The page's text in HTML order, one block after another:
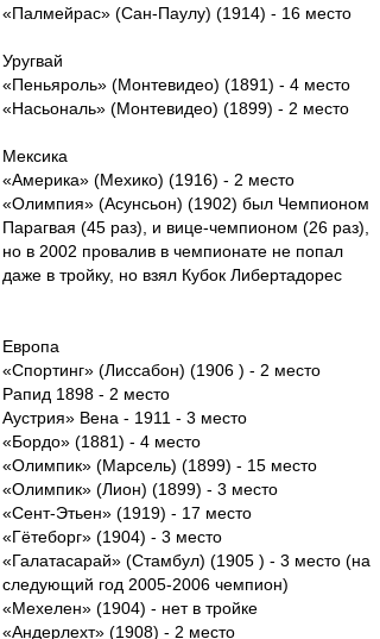
«Палмейрас» (Сан-Паулу) (1914) - 16 место
Уругвай
«Пеньяроль» (Монтевидео) (1891) - 4 место
«Насьональ» (Монтевидео) (1899) - 2 место
Мексика
«Америка» (Мехико) (1916) - 2 место
«Олимпия» (Асунсьон) (1902) был Чемпионом
Парагвая (45 раз), и вице-чемпионом (26 раз),
но в 2002 провалив в чемпионате не попал
даже в тройку, но взял Кубок Либертадорес
Европа
«Спортинг» (Лиссабон) (1906 ) - 2 место
Рапид 1898 - 2 место
Аустрия» Вена - 1911 - 3 место
«Бордо» (1881) - 4 место
«Олимпик» (Марсель) (1899) - 15 место
«Олимпик» (Лион) (1899) - 3 место
«Сент-Этьен» (1919) - 17 место
«Гётеборг» (1904) - 3 место
«Галатасарай» (Стамбул) (1905 ) - 3 место (на
следующий год 2005-2006 чемпион)
«Мехелен» (1904) - нет в тройке
«Андерлехт» (1908) - 2 место